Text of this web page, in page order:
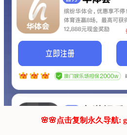
联系我们!